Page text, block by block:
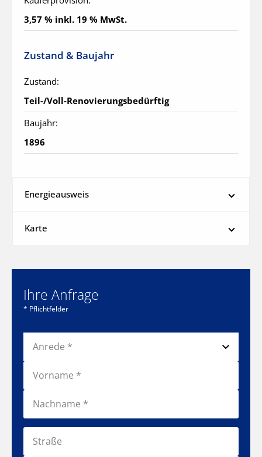
3,57 % inkl. 19 % MwSt.
Zustand & Baujahr
Zustand:
Teil-/Voll-Renovierungsbedürftig
Baujahr:
1896
Energieausweis
Karte
Ihre Anfrage
* Pflichtfelder